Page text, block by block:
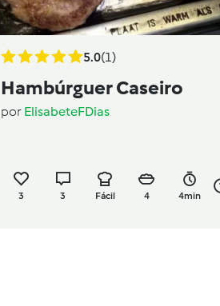
5.0(1)
Hambúrguer Caseiro
por ElisabeteFDias
3 3 Fácil 4 4min